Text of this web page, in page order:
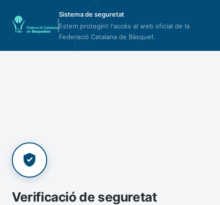
Sistema de seguretat
Estem protegint l'accés al web oficial de la
Federació Catalana de Bàsquet.
Verificació de seguretat